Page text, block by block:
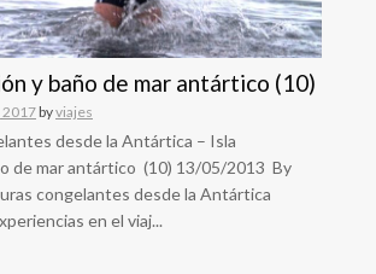
y baño de mar antártico (10)
2017byviajes
desde la Antártica – Isla
de mar antártico (10) 13/05/2013 By
congelantes desde la Antártica
en el viaj...